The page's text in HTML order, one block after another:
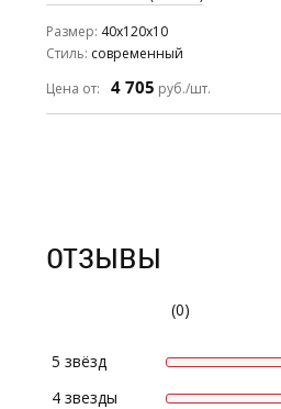
Размер 40x120x10
Стиль современный
Цена от:
4 705 руб./шт.
ОТЗЫВЫ
(0)
5 звёзд
4 звезды